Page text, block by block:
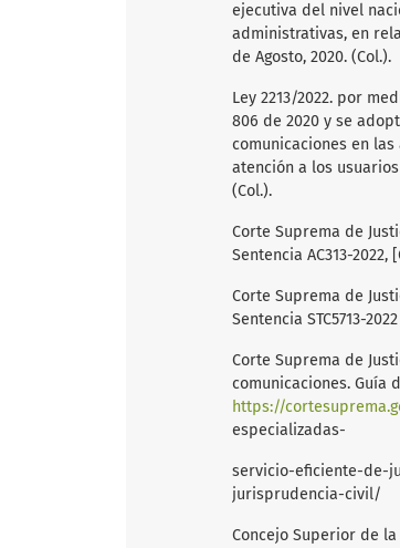
ejecutiva del nivel
administrativas, en
de Agosto, 2020. (Col.).
Ley 2213/2022. por
806 de 2020 y se
comunicaciones en
atención a los
(Col.).
Corte Suprema de
Sentencia AC313-2022,
Corte Suprema de
Sentencia STC5713-
Corte Suprema de
comunicaciones. Guía
https://
especializadas-
servicio-eficiente-de-
jurisprudencia-civil/
Concejo Superior de la